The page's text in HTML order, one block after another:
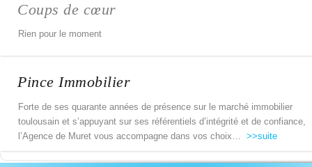
Coups de cœur
Rien pour le moment
Pince Immobilier
Forte de ses quarante années de présence sur le marché immobilier
toulousain et s’appuyant sur ses référentiels d’intégrité et de confiance,
l’Agence de Muret vous accompagne dans vos choix… >>suite